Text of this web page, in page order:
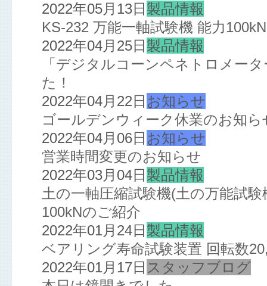
2022年05月13日 製品情報
KS-232 万能一軸試験機 能力
2022年04月25日 製品情報
「デジタルコーンペネトロメー
た！
2022年04月22日 お知らせ
ゴールデンウィーク休業のお知ら
2022年04月06日 お知らせ
営業時間変更のお知らせ
2022年03月04日 製品情報
土の一軸圧縮試験機(土の万能試
100kNのご紹介
2022年01月24日 製品情報
ベアリング寿命試験装置 回転数
2022年01月17日 スタッフブログ